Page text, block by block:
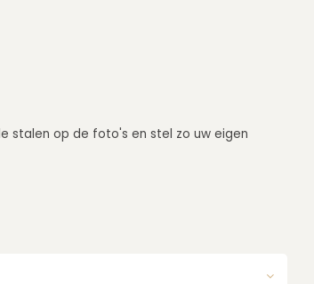
stalen op de foto's en stel zo uw eigen